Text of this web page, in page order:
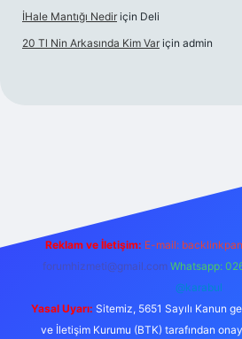
İHale Mantığı Nedir için Deli
20 Tl Nin Arkasında Kim Var için admin
Reklam ve İletişim: E-mail:
forumhizmeti@gmail.com Whatsapp:
@karabul
Yasal Uyarı: Sitemiz, 5651 Sayılı Kanun
ve İletişim Kurumu (BTK) tarafından